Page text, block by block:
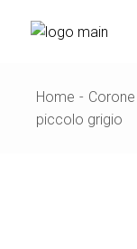
Home
piccolo grigio